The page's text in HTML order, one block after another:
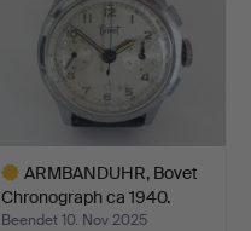
ARMBANDUHR, Bovet
Chronograph ca 1940.
Beendet 10. Nov 2025